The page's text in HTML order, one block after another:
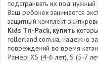
подстраивать их под нужный
Ваш ребенок занимается
защитный комплект
Kids Tri-Pack, купить
rollerland.com.ua, надежно
повреждений во время
Рамер: XS (4-6 лет), S (5-7